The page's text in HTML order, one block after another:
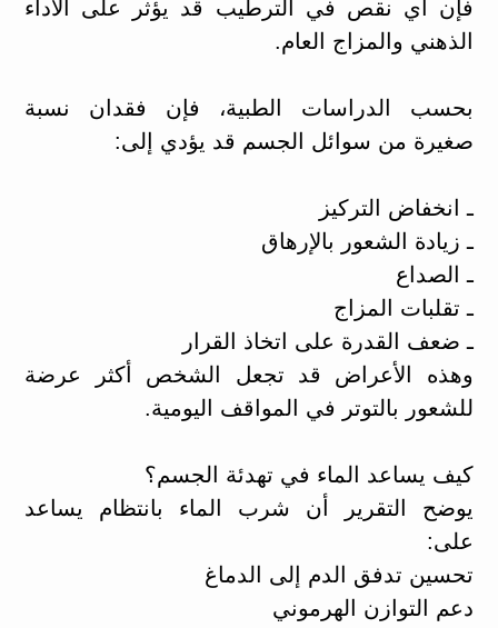
فإن أي نقص في الترطيب قد يؤثر على الأداء
الذهني والمزاج العام.
بحسب الدراسات الطبية، فإن فقدان نسبة
صغيرة من سوائل الجسم قد يؤدي إلى:
ـ انخفاض التركيز
ـ زيادة الشعور بالإرهاق
ـ الصداع
ـ تقلبات المزاج
ـ ضعف القدرة على اتخاذ القرار
وهذه الأعراض قد تجعل الشخص أكثر عرضة
للشعور بالتوتر في المواقف اليومية.
كيف يساعد الماء في تهدئة الجسم؟
يوضح التقرير أن شرب الماء بانتظام يساعد
على:
تحسين تدفق الدم إلى الدماغ
دعم التوازن الهرموني